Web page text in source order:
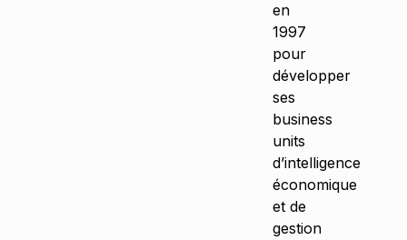
en
1997
pour
développer
ses
business
units
d’intelligence
économique
et de
gestion